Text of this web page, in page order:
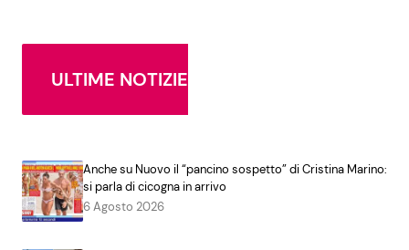
ULTIME NOTIZIE
Anche su Nuovo il “pancino sospetto” di Cristina Marino:
si parla di cicogna in arrivo
6 Agosto 2026